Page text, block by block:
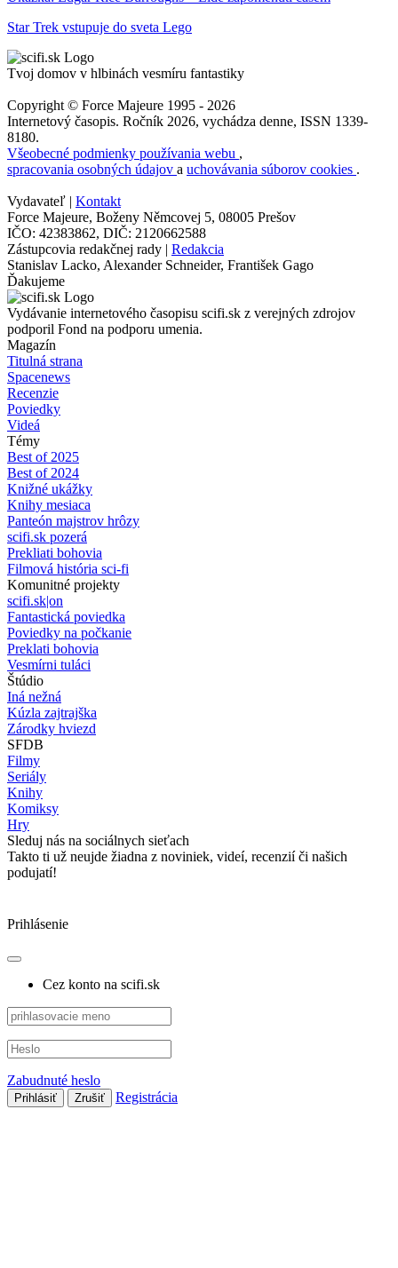
Star Trek vstupuje do sveta Lego
Tvoj domov v hlbinách vesmíru fantastiky
Copyright © Force Majeure 1995 - 2026
Internetový časopis. Ročník 2026, vychádza denne, ISSN 1339-
8180.
Všeobecné podmienky používania webu ,
spracovania osobných údajov a uchovávania súborov cookies .
Vydavateľ | Kontakt
Force Majeure, Boženy Němcovej 5, 08005 Prešov
IČO: 42383862, DIČ: 2120662588
Zástupcovia redakčnej rady | Redakcia
Stanislav Lacko, Alexander Schneider, František Gago
Ďakujeme
Vydávanie internetového časopisu scifi.sk z verejných zdrojov
podporil Fond na podporu umenia.
Magazín
Titulná strana
Spacenews
Recenzie
Poviedky
Videá
Témy
Best of 2025
Best of 2024
Knižné ukážky
Knihy mesiaca
Panteón majstrov hrôzy
scifi.sk pozerá
Prekliati bohovia
Filmová história sci-fi
Komunitné projekty
scifi.sk|on
Fantastická poviedka
Poviedky na počkanie
Preklati bohovia
Vesmírni tuláci
Štúdio
Iná nežná
Kúzla zajtrajška
Zárodky hviezd
SFDB
Filmy
Seriály
Knihy
Komiksy
Hry
Sleduj nás na sociálnych sieťach
Takto ti už neujde žiadna z noviniek, videí, recenzií či našich
podujatí!
Prihlásenie
Cez konto na scifi.sk
Zabudnuté heslo
Prihlásiť Zrušiť Registrácia